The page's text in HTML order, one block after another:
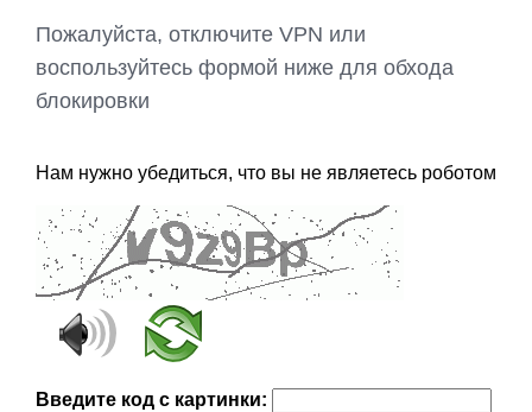
Пожалуйста, отключите VPN или
воспользуйтесь формой ниже для обхода
блокировки
Нам нужно убедиться, что вы не являетесь роботом
Введите код с картинки: